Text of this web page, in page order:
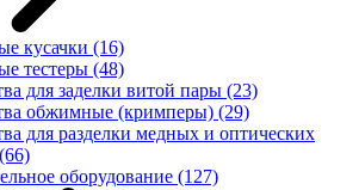
кусачки (16)
тестеры (48)
для заделки витой пары (23)
обжимные (кримперы) (29)
для разделки медных и оптических
(66)
оборудование (127)